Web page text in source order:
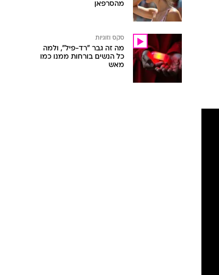
מהסרפאן
סקס וזוגיות
מה זה גבר "רד-פיל", ולמה
כל הנשים בורחות ממנו כמו
מאש